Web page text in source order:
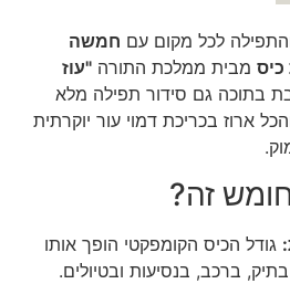
לכל מקום עם חמשה
מבית ממלכת התורה "עוז
בתוכה גם סידור תפילה מלא
ארוז בכריכת דמוי עור יוקרתית
זה?
גודל הכיס הקומפקטי הופך אותו
ברכב, בנסיעות ובטיולים.